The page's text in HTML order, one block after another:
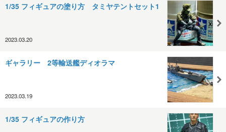
1/35 フィギュアの塗り方 タミヤテントセット1
2023.03.20
ギャラリー 2等輸送艦ディオラマ
2023.03.19
1/35 フィギュアの作り方